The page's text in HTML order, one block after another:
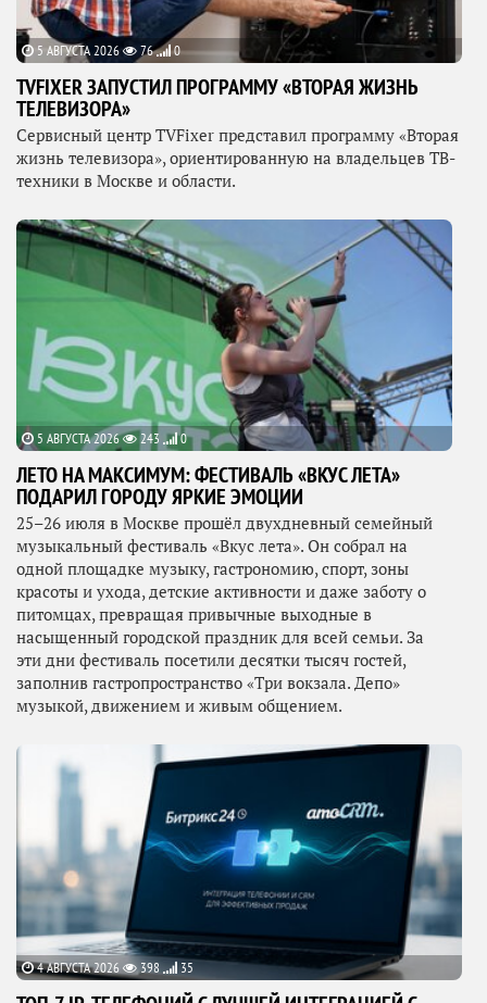
5 АВГУСТА 2026 76 0
TVFIXER ЗАПУСТИЛ ПРОГРАММУ «ВТОРАЯ ЖИЗНЬ
ТЕЛЕВИЗОРА»
Сервисный центр TVFixer представил программу «Вторая
жизнь телевизора», ориентированную на владельцев ТВ-
техники в Москве и области.
5 АВГУСТА 2026 243 0
ЛЕТО НА МАКСИМУМ: ФЕСТИВАЛЬ «ВКУС ЛЕТА»
ПОДАРИЛ ГОРОДУ ЯРКИЕ ЭМОЦИИ
25–26 июля в Москве прошёл двухдневный семейный
музыкальный фестиваль «Вкус лета». Он собрал на
одной площадке музыку, гастрономию, спорт, зоны
красоты и ухода, детские активности и даже заботу о
питомцах, превращая привычные выходные в
насыщенный городской праздник для всей семьи. За
эти дни фестиваль посетили десятки тысяч гостей,
заполнив гастропространство «Три вокзала. Депо»
музыкой, движением и живым общением.
4 АВГУСТА 2026 398 35